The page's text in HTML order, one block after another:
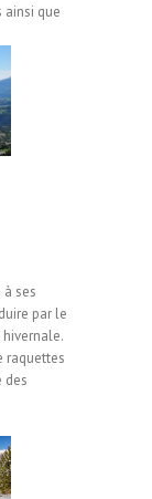
ainsi que
ses
par le
raquettes
des